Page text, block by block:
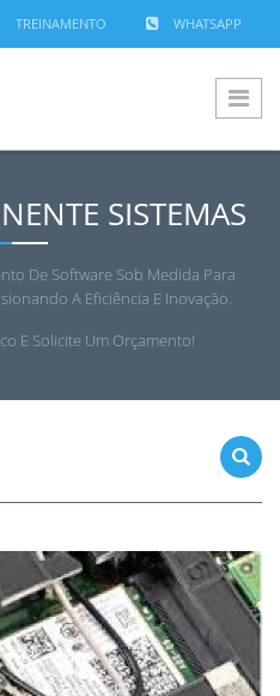
TREINAMENTO WHATSAPP
SISTEMAS
De Software Sob Medida Para
A Eficiência E Inovação.
E Solicite Um Orçamento!